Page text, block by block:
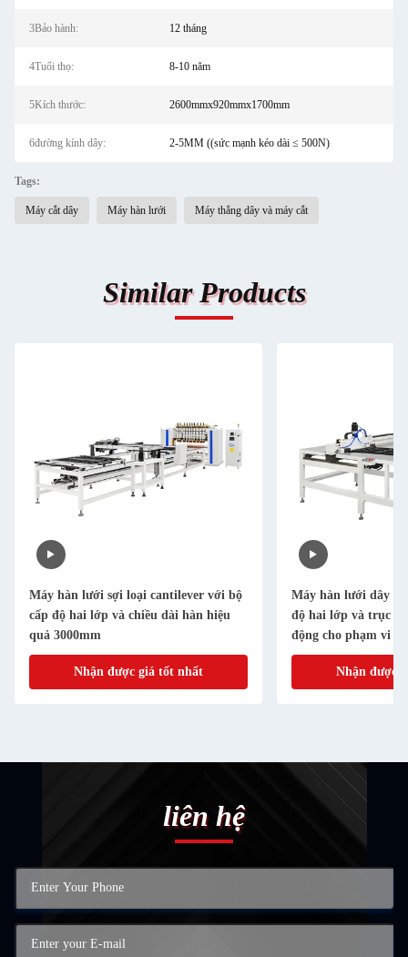
3Bảo hành: 12 tháng
4Tuổi thọ: 8-10 năm
5Kích thước: 2600mmx920mmx1700mm
6đường kính dây: 2-5MM ((sức mạnh kéo dài ≤ 500N)
Tags:
Máy cắt dây Máy hàn lưới Máy thẳng dây và máy cắt
Similar Products
Máy hàn lưới sợi loại cantilever với bộ
cấp độ hai lớp và chiều dài hàn hiệu
quả 3000mm
Nhận được giá tốt nhất
Máy hàn lưới dây tự
độ hai lớp và trục
động cho phạm vi
1000mm
Nhận được
liên hệ